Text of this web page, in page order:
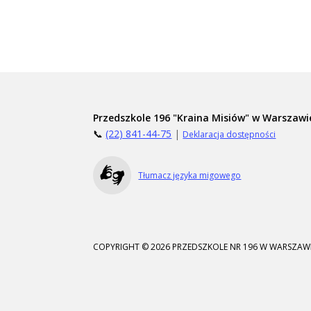
Przedszkole 196 "Kraina Misiów" w
📞(22) 841-44-75 | Deklaracja dostępności
Tłumacz języka migowego
COPYRIGHT © 2026 PRZEDSZKOLE NR 196 W